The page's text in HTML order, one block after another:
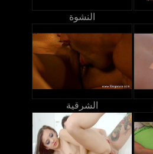
النشوة
الشرقية